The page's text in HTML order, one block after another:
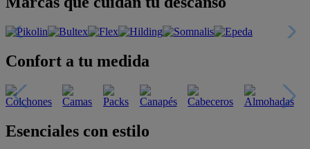
Confort a tu medida
Esenciales con estilo